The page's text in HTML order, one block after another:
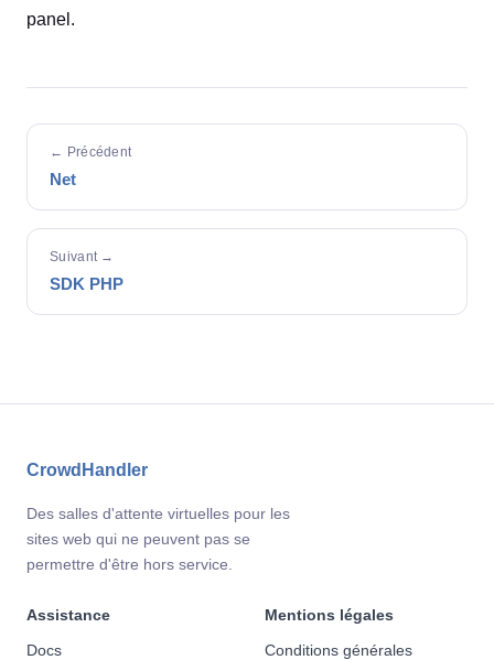
panel.
← Précédent
Net
Suivant →
SDK PHP
CrowdHandler
Des salles d'attente virtuelles pour les
sites web qui ne peuvent pas se
permettre d'être hors service.
Assistance
Docs
Mentions légales
Conditions générales